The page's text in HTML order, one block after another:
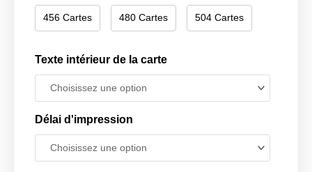
456 Cartes 480 Cartes 504 Cartes
Texte intérieur de la carte
Délai d'impression